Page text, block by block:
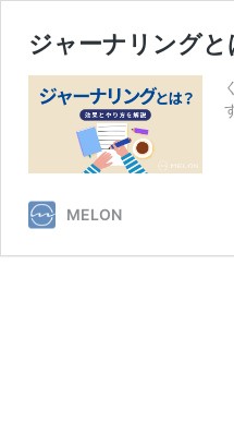
ジャーナリング
MELON